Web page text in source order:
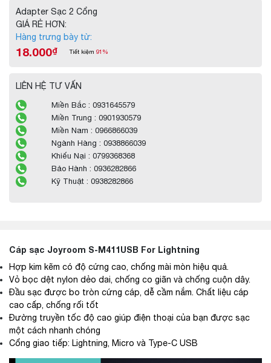
Adapter Sạc 2 Cổng
GIÁ RẺ HƠN:
Hàng trưng bày từ:
18.000₫ Tiết kiệm 91%
LIÊN HỆ TƯ VẤN
Miền Bắc : 0931645579
Miền Trung : 0901930579
Miền Nam : 0966866039
Ngành Hàng : 0938866039
Khiếu Nại : 0799368368
Bảo Hành : 0936282866
Kỹ Thuật : 0938282866
Cáp sạc Joyroom S-M411USB For Lightning
Hợp kim kẽm có độ cứng cao, chống mài mòn hiệu quả.
Vỏ bọc dệt nylon dẻo dai, chống co giãn và chống cuộn dây.
Đầu sạc được bo tròn cứng cáp, dễ cầm nắm. Chất liệu cáp
cao cấp, chống rối tốt
Đường truyền tốc độ cao giúp điện thoại của bạn được sạc
một cách nhanh chóng
Cổng giao tiếp: Lightning, Micro và Type-C USB